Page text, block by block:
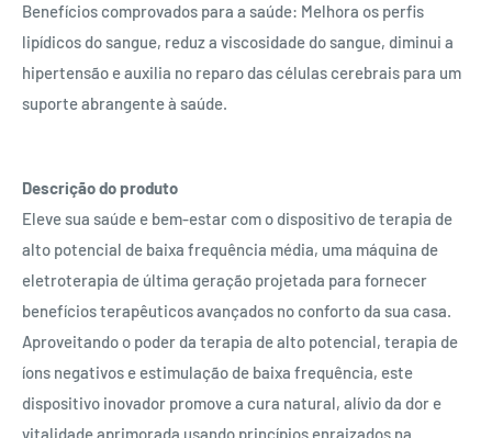
Benefícios comprovados para a saúde: Melhora os perfis
lipídicos do sangue, reduz a viscosidade do sangue, diminui a
hipertensão e auxilia no reparo das células cerebrais para um
suporte abrangente à saúde.
Descrição do produto
Eleve sua saúde e bem-estar com o dispositivo de terapia de
alto potencial de baixa frequência média, uma máquina de
eletroterapia de última geração projetada para fornecer
benefícios terapêuticos avançados no conforto da sua casa.
Aproveitando o poder da terapia de alto potencial, terapia de
íons negativos e estimulação de baixa frequência, este
dispositivo inovador promove a cura natural, alívio da dor e
vitalidade aprimorada usando princípios enraizados na